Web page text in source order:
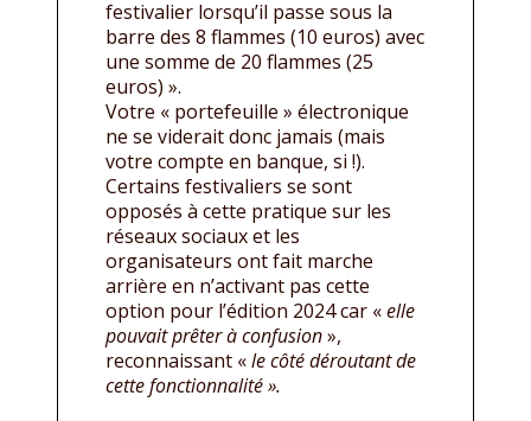
festivalier lorsqu’il passe sous la
barre des 8 flammes (10 euros) avec
une somme de 20 flammes (25
euros) ».
Votre « portefeuille » électronique
ne se viderait donc jamais (mais
votre compte en banque, si !).
Certains festivaliers se sont
opposés à cette pratique sur les
réseaux sociaux et les
organisateurs ont fait marche
arrière en n’activant pas cette
option pour l’édition 2024 car «elle
pouvait prêter à confusion»,
reconnaissant «le côté déroutant de
cette fonctionnalité ».